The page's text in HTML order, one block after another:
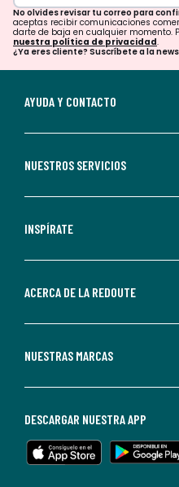
No olvides revisar tu correo para
aceptas recibir comunicaciones
darte de baja en cualquier momento.
nuestra política de privacidad.
¿Ya eres cliente? Suscríbete a la
AYUDA Y CONTACTO
NUESTROS SERVICIOS
INSPÍRATE
ACERCA DE LA REDOUTE
NUESTRAS MARCAS
DESCARGAR NUESTRA APP